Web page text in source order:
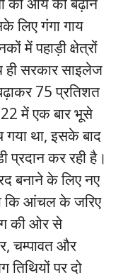
लिए गंगा गाय
में पहाड़ी क्षेत्रों
सरकार साइलेज
75 प्रतिशत
में एक बार भूसे
था, इसके बाद
प्रदान कर रही है।
बनाने के लिए नए
कि आंचल के जरिए
की ओर से
चम्पावत और
पर दो